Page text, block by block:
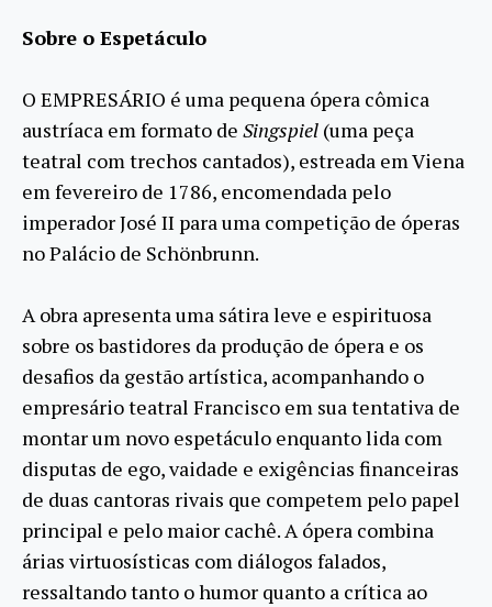
Sobre o Espetáculo
O EMPRESÁRIO é uma pequena ópera cômica
austríaca em formato de Singspiel (uma peça
teatral com trechos cantados), estreada em Viena
em fevereiro de 1786, encomendada pelo
imperador José II para uma competição de óperas
no Palácio de Schönbrunn.
A obra apresenta uma sátira leve e espirituosa
sobre os bastidores da produção de ópera e os
desafios da gestão artística, acompanhando o
empresário teatral Francisco em sua tentativa de
montar um novo espetáculo enquanto lida com
disputas de ego, vaidade e exigências financeiras
de duas cantoras rivais que competem pelo papel
principal e pelo maior cachê. A ópera combina
árias virtuosísticas com diálogos falados,
ressaltando tanto o humor quanto a crítica ao